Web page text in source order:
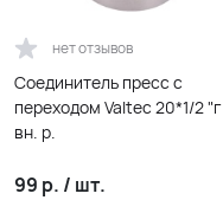
нет отзывов
Соединитель пресс с
переходом Valtec 20*1/2 "г на
вн. р.
99 р. / шт.